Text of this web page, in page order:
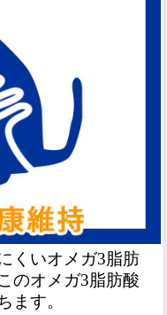
くいオメガ3脂肪
のオメガ3脂肪酸
ます。